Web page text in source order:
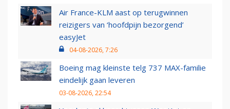
Air France-KLM aast op terugwinnen
reizigers van ‘hoofdpijn bezorgend’
easyJet
04-08-2026, 7:26
Boeing mag kleinste telg 737 MAX-familie
eindelijk gaan leveren
03-08-2026, 22:54